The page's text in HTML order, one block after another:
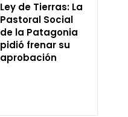
Ley de Tierras: La
Pastoral Social
de la Patagonia
pidió frenar su
aprobación